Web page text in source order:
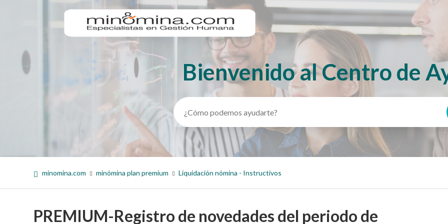
Búsqueda
Bienvenido al Centro de
minomina.com minómina plan premium Liquidación nómina - Instructivos
PREMIUM-Registro de novedades del periodo de